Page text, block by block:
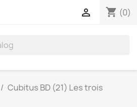
shopping_cart (0)

Cubitus BD (21) Les trois